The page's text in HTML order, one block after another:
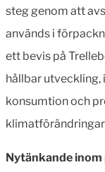
steg genom att
används i
ett bevis på
hållbar utveckling,
konsumtion och
Nytänkande